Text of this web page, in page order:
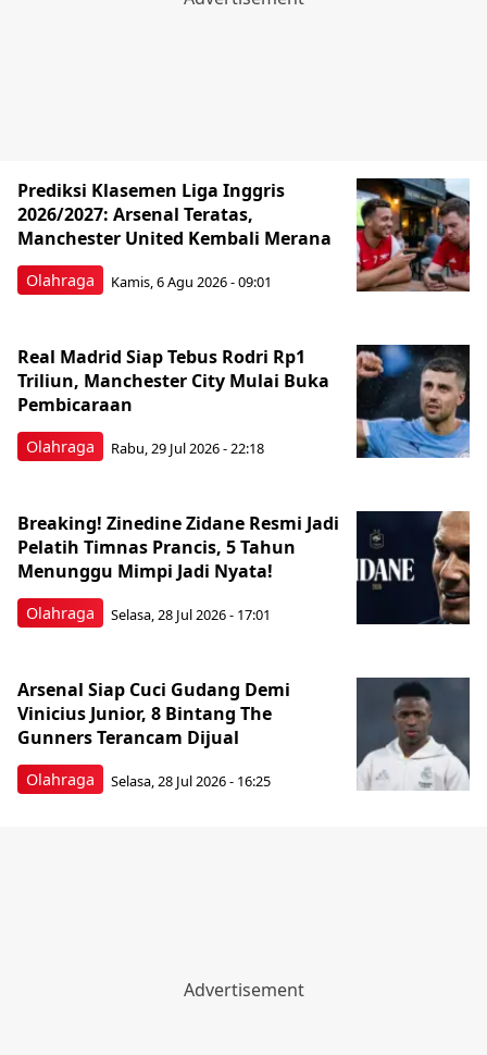
Olahraga
Prediksi Klasemen Liga Inggris
2026/2027: Arsenal Teratas,
Manchester United Kembali Merana
Kamis, 6 Agu 2026 - 09:01
Olahraga
Real Madrid Siap Tebus Rodri Rp1
Triliun, Manchester City Mulai Buka
Pembicaraan
Rabu, 29 Jul 2026 - 22:18
Olahraga
Breaking! Zinedine Zidane Resmi Jadi
Pelatih Timnas Prancis, 5 Tahun
Menunggu Mimpi Jadi Nyata!
Selasa, 28 Jul 2026 - 17:01
Olahraga
Arsenal Siap Cuci Gudang Demi
Vinicius Junior, 8 Bintang The
Gunners Terancam Dijual
Selasa, 28 Jul 2026 - 16:25